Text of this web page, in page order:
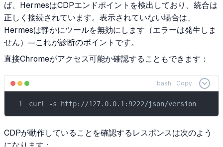
ば、HermesはCDPエンドポイントを検出しており、統合は
正しく接続されています。表示されていない場合は、
Hermesは静かにツールを無効にします（エラーは発生しま
せん）—これが診断のポイントです。
直接Chromeがアクセス可能か確認することもできます：
bash Copy
curl -s http://127.0.0.1:9222/json/version
CDPが動作していることを確認するレスポンスは次のよう